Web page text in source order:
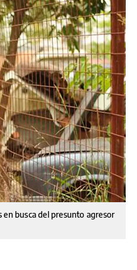
en busca del presunto agresor